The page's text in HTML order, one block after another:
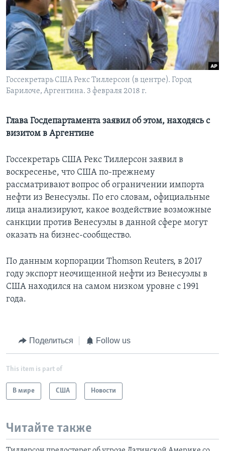
Learning English
СОЦИАЛЬНЫЕ СЕТИ
Языки
Госсекретарь США Рекс Тиллерсон (в центре). Город
Барилоче, Аргентина. 3 февраля 2018 г.
Глава Госдепартамента заявил об этом, находясь с
визитом в Аргентине
Госсекретарь США Рекс Тиллерсон заявил в
воскресенье, что США по-прежнему
рассматривают вопрос об ограничении импорта
нефти из Венесуэлы. По его словам, официальные
лица анализируют, какое воздействие возможные
санкции против Венесуэлы в данной сфере могут
оказать на бизнес-сообщество.
По данным корпорации Thomson Reuters, в 2017
году экспорт неочищенной нефти из Венесуэлы в
США находился на самом низком уровне с 1991
года.
Поделиться Follow us
This item is part of
В мире США Новости
Читайте также